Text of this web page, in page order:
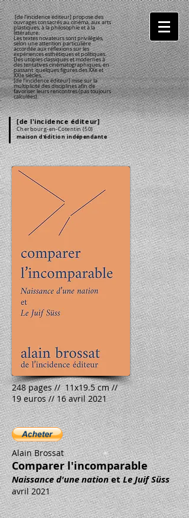
[de l'incidence éditeur] propose des
ouvrages consacrés au cinéma, aux arts
plastiques, à la philosophie et à la
littérature.
Les textes novateurs sont privilégiés,
selon une attention particulière
accordée aux réflexions sur les
expériences esthétiques et politiques.
Des utopies classiques et modernes à
des tentatives cinématographiques, en
passant quelques figures des XXeet
XXIesiècles,
[de l'incidence éditeur] mise sur la
multiplicité des disciplines afin de
favoriser leurs rencontres (pas toujours
calculées).
[de l'incidence éditeur]
Cherbourg-en-Cotentin(50)
maison d'édition indépendante
248 pages // 11x19.5 cm //
19 euros // 16 avril 2021
Alain Brossat
Comparer l'incomparable
Naissance d'une nationetLe Juif Süss
avril 2021